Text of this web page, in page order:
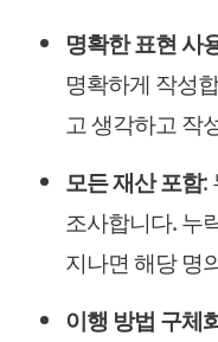
명확한 표현 사
명확하게 작성
고 생각하고 작
모든 재산 포함:
조사합니다. 누
지나면 해당 명
이행 방법 구체